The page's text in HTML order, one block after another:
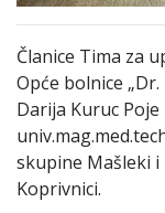
Članice Tima za
Opće bolnice
Darija Kuruc
skupine Mašleki i
Koprivnici.